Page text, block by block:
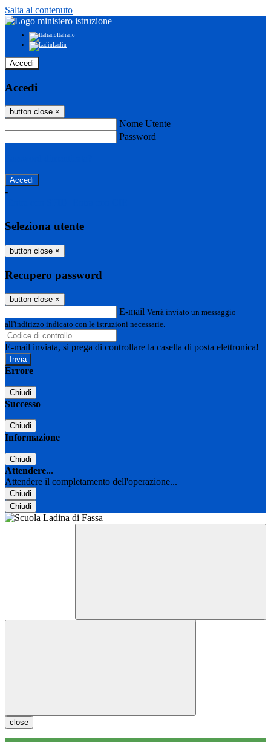
Salta al contenuto
Italiano
Ladin
Accedi
Accedi
button close ×
Nome Utente
Password
-
Seleziona utente
button close ×
Recupero password
button close ×
E-mail Verrà inviato un messaggio
all'indirizzo indicato con le istruzioni necessarie.
E-mail inviata, si prega di controllare la casella di posta elettronica!
Errore
Chiudi
Successo
Chiudi
Informazione
Chiudi
Attendere...
Attendere il completamento dell'operazione...
Chiudi
Chiudi
close